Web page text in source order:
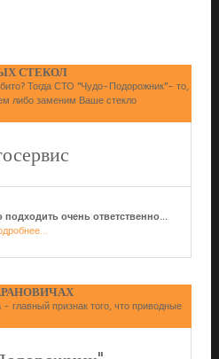
СТЕКОЛ
Тогда СТО "Чудо-Подорожник"- то,
либо заменим Ваше стекло
подходить очень ответственно...
главный признак того, что приводные